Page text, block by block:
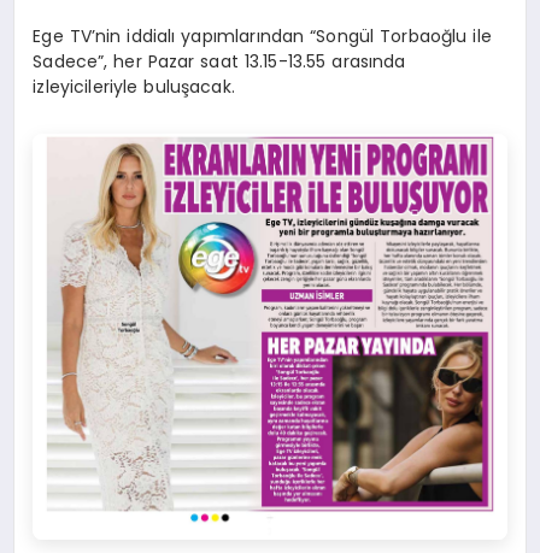
Ege TV’nin iddialı yapımlarından “Songül Torbaoğlu ile
Sadece”, her Pazar saat 13.15-13.55 arasında
izleyicileriyle buluşacak.